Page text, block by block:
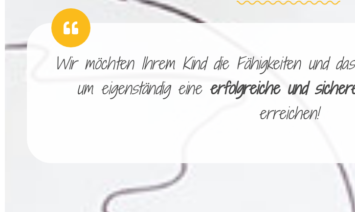
Wir möchten Ihrem Kind die Fähigkeiten und
um eigenständig eine erfolgreiche und
erreichen!